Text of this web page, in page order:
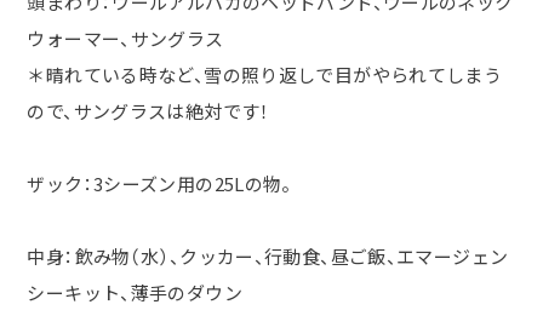
ウォーマー、サングラス
＊晴れている時など、雪の照り返しで目がやられてしまう
ので、サングラスは絶対です！
ザック：3シーズン用の25Lの物。
中身：飲み物（水）、クッカー、行動食、昼ご飯、エマージェン
シーキット、薄手のダウン